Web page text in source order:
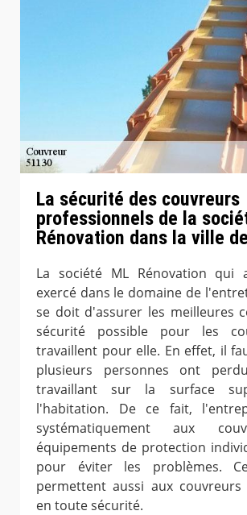
La sécurité des couvreurs
professionnels de la
Rénovation dans la ville
La société ML Rénovation qui
exercé dans le domaine de
se doit d'assurer les meilleures
sécurité possible pour les
travaillent pour elle. En effet, il
plusieurs personnes ont
travaillant sur la surface
l'habitation. De ce fait,
systématiquement aux
équipements de protection
pour éviter les problèmes.
permettent aussi aux
en toute sécurité.